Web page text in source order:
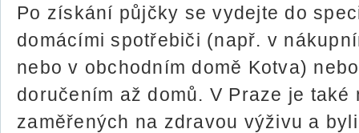
Po získání půjčky se vydejte do
domácími spotřebiči (např. v
nebo v obchodním domě Kotva)
doručením až domů. V Praze je také
zaměřených na zdravou výživu a